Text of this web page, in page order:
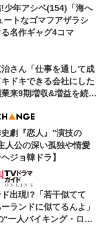
!少年アシベ(154)「海へ
ートなゴマフアザラシ
名作ギャグ4コマ
さん「仕事を通して成
ドキできる会社にした
来9期増収&増益を続け
劇『恋人』”演技の
人公の深い孤独や情愛
ジョ韓ドラ】
出現!?「若干似てて
ランドに似てるんよ」
一人バイキング・ロ